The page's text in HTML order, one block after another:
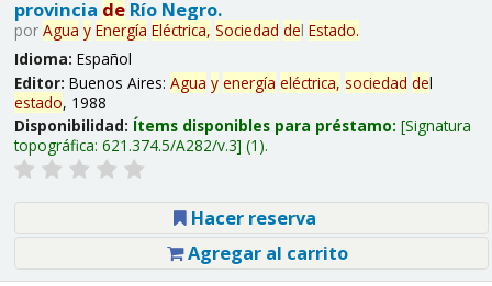
provincia deRío Negro.
por Agua y Energía Eléctrica, Sociedad del Estado.
Idioma: Español
Editor: Buenos Aires: Agua y energía eléctrica, sociedad del
estado, 1988
Disponibilidad: Ítems disponibles para préstamo: Signatura
topográfica: 621.374.5/A282/v.3 (1).
Hacer reserva
Agregar al carrito